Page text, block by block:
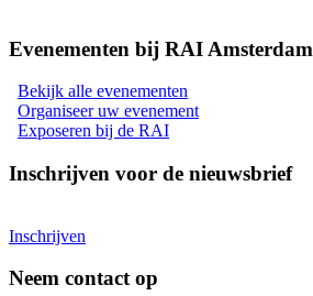
Evenementen bij RAI Amsterdam
Bekijk alle evenementen
Organiseer uw evenement
Exposeren bij de RAI
Inschrijven voor de nieuwsbrief
Inschrijven
Neem contact op